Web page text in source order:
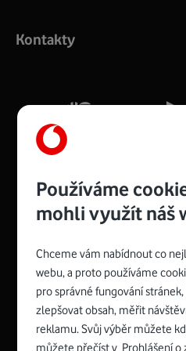
silný signál pro celou
Více o COMPAL CH7465VF
Zyxel VMG8623-T50B:
Rozměry modemu jsou 16 x
a nabízí 4 gigabitové LAN
Spojte se s
Kontakty
Používáme
mohli využít náš
Chceme vám nabídnout co
webu, a proto používáme
pro správné fungování
zlepšovat obsah, měřit
reklamu. Svůj výběr můžete
můžete přečíst v Prohlášení o